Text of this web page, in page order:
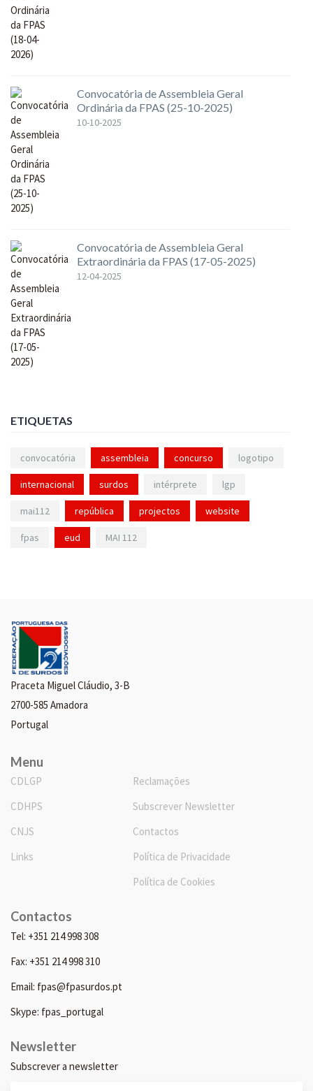
Convocatória de Assembleia Geral
Ordinária da FPAS (25-10-2025)
10-10-2025
Convocatória de Assembleia Geral
Extraordinária da FPAS (17-05-2025)
12-04-2025
ETIQUETAS
convocatória assembleia concurso logotipo
internacional surdos intérprete lgp
mai112 república projectos website
fpas eud MAI 112
Praceta Miguel Cláudio, 3-B
2700-585 Amadora
Portugal
Menu
CDLGP
CDHPS
CNJS
Links
Reclamações
Subscrever Newsletter
Contactos
Política de Privacidade
Política de Cookies
Contactos
Tel: +351 214 998 308
Fax: +351 214 998 310
Email: fpas@fpasurdos.pt
Skype: fpas_portugal
Newsletter
Subscrever a newsletter